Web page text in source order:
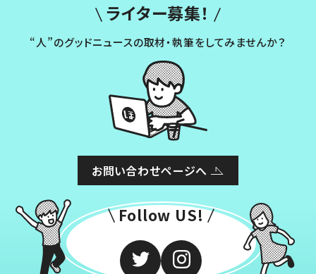
ライター募集！
“人”のグッドニュースの取材・執筆をしてみませんか？
お問い合わせページへ
Follow US!